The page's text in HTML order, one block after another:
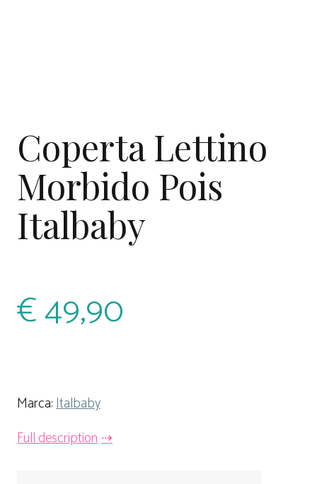
Coperta Lettino
Morbido Pois
Italbaby
€49,90
Marca:Italbaby
Full description